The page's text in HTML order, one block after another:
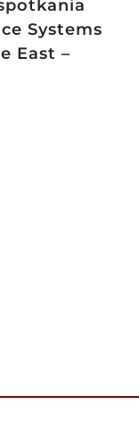
Systems
East –